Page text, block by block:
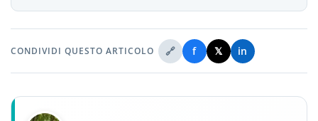
CONDIVIDI QUESTO ARTICOLO 🔗 f 𝕏 in